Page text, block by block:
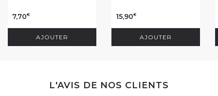
7,70€
AJOUTER
15,90€
AJOUTER
L'AVIS DE NOS CLIENTS